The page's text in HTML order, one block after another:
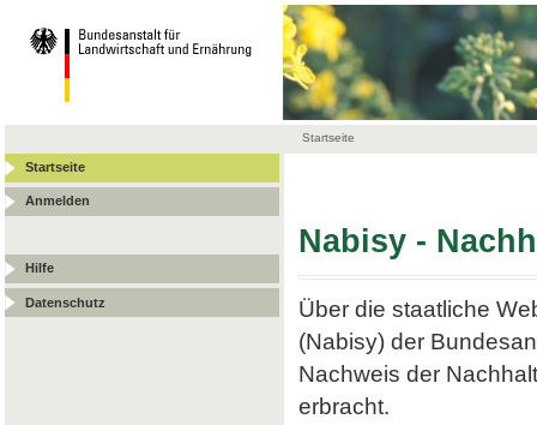
Startseite
Startseite
Anmelden
Hilfe
Datenschutz
Nabisy -
Über die staatliche
(Nabisy) der
Nachweis der
erbracht.